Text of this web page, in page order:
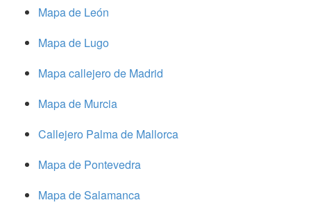
Mapa de León
Mapa de Lugo
Mapa callejero de Madrid
Mapa de Murcia
Callejero Palma de Mallorca
Mapa de Pontevedra
Mapa de Salamanca